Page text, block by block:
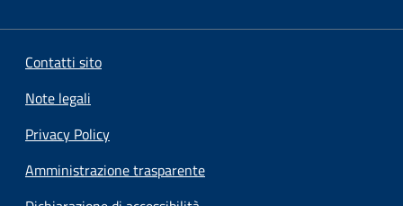
Contatti sito
Note legali
Privacy Policy
Amministrazione trasparente